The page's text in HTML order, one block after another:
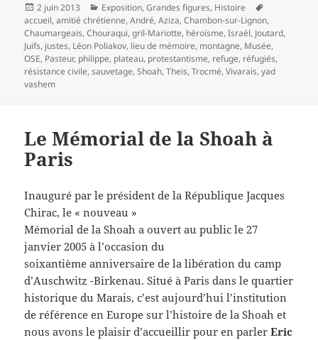
Publié
le
2 juin 2013 Catégories
Exposition,Grandes figures, Histoire
clés
accueil,amitié chrétienne,André,Aziza,Chambon-sur-Lignon,
Chaumargeais,Chouraqui,gril-Mariotte, héroïsme,Israël, Joutard,
Juifs, justes, Léon Poliakov, lieu de mémoire, montagne, Musée,
OSE, Pasteur, philippe, plateau, protestantisme, refuge, réfugiés,
résistance civile,sauvetage,Shoah,Theis,Trocmé,Vivarais,yad
vashem
Le Mémorial de la Shoah à
Paris
Inauguré par le président de la République Jacques
Chirac, le « nouveau »
Mémorial de la Shoah a ouvert au public le 27
janvier 2005 à l’occasion du
soixantième anniversaire de la libération du camp
d’Auschwitz -Birkenau. Situé à Paris dans le quartier
historique du Marais, c’est aujourd’hui l’institution
de référence en Europe sur l’histoire de la Shoah et
nous avons le plaisir d’accueillir pour en parlerEric